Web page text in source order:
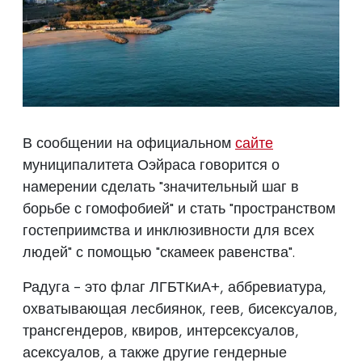
В сообщении на официальном сайте
муниципалитета Оэйраса говорится о
намерении сделать "значительный шаг в
борьбе с гомофобией" и стать "пространством
гостеприимства и инклюзивности для всех
людей" с помощью "скамеек равенства".
Радуга - это флаг ЛГБТКиА+, аббревиатура,
охватывающая лесбиянок, геев, бисексуалов,
трансгендеров, квиров, интерсексуалов,
асексуалов, а также другие гендерные